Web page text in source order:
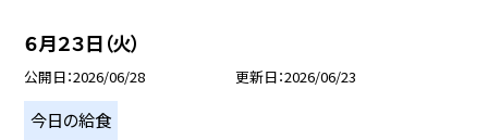
６月２３日（火）
公開日 2026/06/28 更新日 2026/06/23
今日の給食